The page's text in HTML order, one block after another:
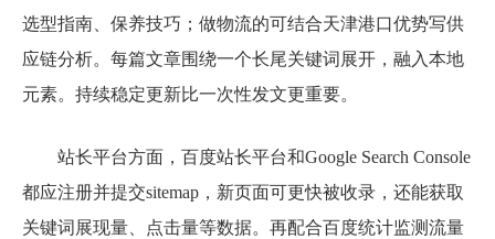
选型指南、保养技巧；做物流的可结合天津港口优势写供
应链分析。每篇文章围绕一个长尾关键词展开，融入本地
元素。持续稳定更新比一次性发文更重要。
站长平台方面，百度站长平台和Google Search Console
都应注册并提交sitemap，新页面可更快被收录，还能获取
关键词展现量、点击量等数据。再配合百度统计监测流量